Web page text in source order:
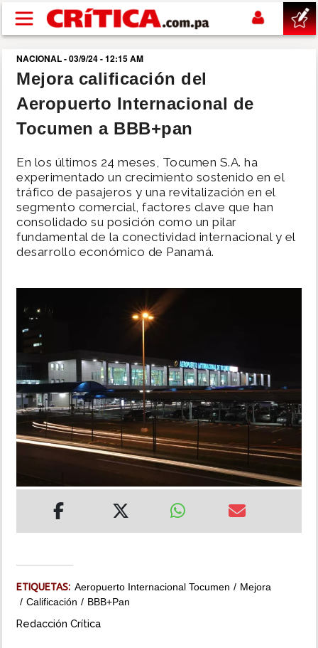
Pasar al contenido principal
buscar
SUCESOS
POLÍTICA
SHOW
INSÓLITAS
MULTIMEDIA
IMPRESO
NACIONAL - 03/9/24 - 12:15 AM
Mejora calificación del
Aeropuerto Internacional de
Tocumen a BBB+pan
En los últimos 24 meses, Tocumen S.A. ha
experimentado un crecimiento sostenido en el
tráfico de pasajeros y una revitalización en el
segmento comercial, factores clave que han
consolidado su posición como un pilar
fundamental de la conectividad internacional y el
desarrollo económico de Panamá.
ETIQUETAS: Aeropuerto Internacional Tocumen
Mejora
Calificación
BBB+pan
Redacción Crítica